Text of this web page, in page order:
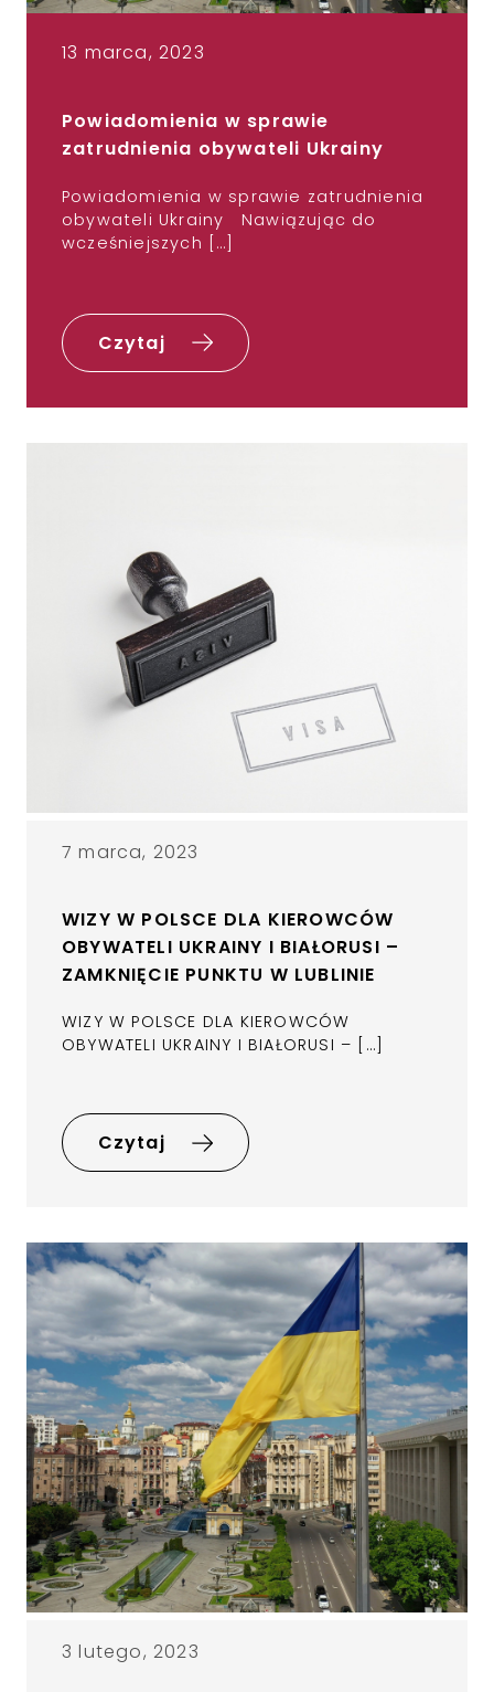
13 marca, 2023
Powiadomienia w sprawie
zatrudnienia obywateli Ukrainy
Powiadomienia w sprawie zatrudnienia
obywateli Ukrainy Nawiązując do
wcześniejszych […]
Czytaj
7 marca, 2023
WIZY W POLSCE DLA KIEROWCÓW
OBYWATELI UKRAINY I BIAŁORUSI –
ZAMKNIĘCIE PUNKTU W LUBLINIE
WIZY W POLSCE DLA KIEROWCÓW
OBYWATELI UKRAINY I BIAŁORUSI – […]
Czytaj
3 lutego, 2023